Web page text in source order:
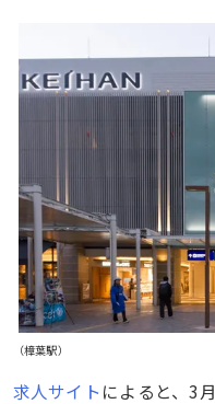
（樟葉駅）
求人サイト によると、3